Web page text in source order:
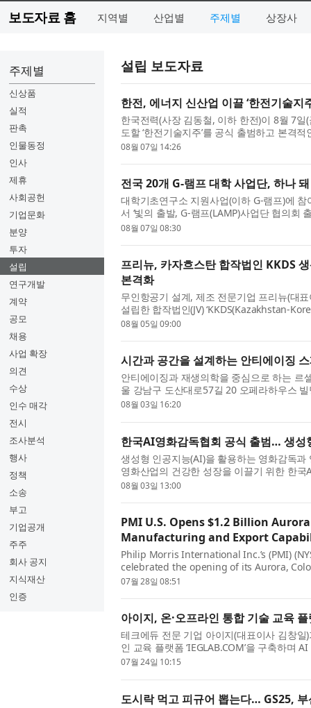
보도자료 홈 지역별 산업별 주제별 상장사
주제별
신상품
실적
판촉
인물동정
인사
제휴
사회공헌
기업문화
분양
투자
설립
연구개발
계약
공모
채용
사업 확장
의견
수상
인수 매각
전시
조사분석
행사
정책
소송
부고
기업공개
주주
회사 공지
지식재산
인증
설립 보도자료
한전, 에너지 신산업 이끌 ‘한전기술지
한국전력(사장 김동철, 이하 한전)이 8월 7
도할 ‘한전기술지주’를 공식 출범하고 본격
지환경부 김성환 장관, 더불어민주당 신정
08월 07일 14:26
전국 20개 G-램프 대학 사업단, 하나
대학기초연구소 지원사업(이하 G-램프)에
서 ‘빛의 출발, G-램프(LAMP)사업단 협의회
사업단장을 비롯해 교육부와 한국연구재단
08월 07일 08:30
프리뉴, 카자흐스탄 합작법인 KKDS
본격화
무인항공기 설계, 제조 전문기업 프리뉴(대
설립한 합작법인(JV) ‘KKDS(Kazakhstan-
고, 중앙아시아 드론 시장 공략을 위한 현지
08월 05일 09:00
시간과 공간을 설계하는 안티에이징
안티에이징과 재생의학을 중심으로 하는 르
울 강남구 도산대로57길 20 오페라하우스
당일 정·재계와 문화예술계 인사를 초청해
08월 03일 16:20
한국AI영화감독협회 공식 출범… 생
생성형 인공지능(AI)을 활용하는 영화감독
영화산업의 건강한 성장을 이끌기 위한 한
Directors, KAIFD, )가 공식 출범했다. 한국
08월 03일 13:00
PMI U.S. Opens $1.2 Billion
Manufacturing and Export
Philip Morris International Inc.’s (PMI)
celebrated the opening of its Aurora,
investment representing total capital
07월 28일 08:51
아이지, 온·오프라인 통합 기술 교육
테크에듀 전문 기업 아이지(대표이사 김창일
인 교육 플랫폼 ‘IEGLAB.COM’을 구축하며
본격화했다. 아이지는 지난 17년간 기술의
07월 24일 10:15
도시락 먹고 피규어 뽑는다… GS25, 부